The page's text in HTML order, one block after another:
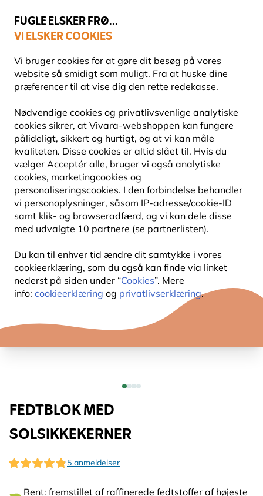
FUGLE ELSKER FRØ...
VI ELSKER COOKIES
Vi bruger cookies for at gøre dit besøg på vores
website så smidigt som muligt. Fra at huske dine
præferencer til at vise dig den rette redekasse.
Nødvendige cookies og privatlivsvenlige analytiske
cookies sikrer, at Vivara-webshoppen kan fungere
pålideligt, sikkert og hurtigt, og at vi kan måle
kvaliteten. Disse cookies er altid slået til. Hvis du
vælger Acceptér alle, bruger vi også analytiske
cookies, marketingcookies og
personaliseringscookies. I den forbindelse behandler
vi personoplysninger, såsom IP-adresse/cookie-ID
samt klik- og browseradfærd, og vi kan dele disse
med udvalgte 10 partnere (se partnerlisten).
Du kan til enhver tid ændre dit samtykke i vores
cookieerklæring, som du også kan finde via linket
nederst på siden under “Cookies”. Mere
info: cookieerklæring og privatlivserklæring.
Topbedømt i 11 lande
Fri fragt over 499 kr.
10% RABAT
FEDTBLOK MED
SOLSIKKEKERNER
5 anmeldelser
Rent: fremstillet af raffinerede fedtstoffer af højeste